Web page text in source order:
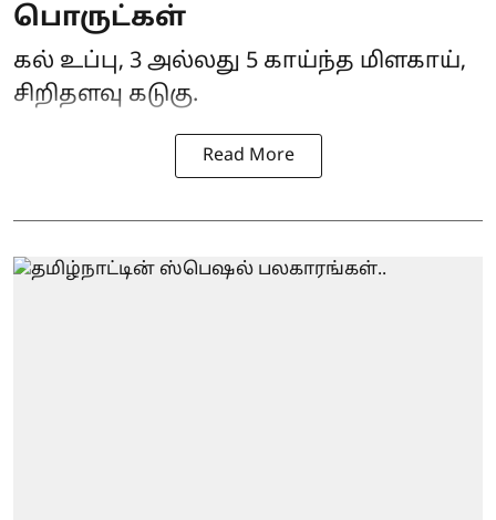
பொருட்கள்
கல் உப்பு, 3 அல்லது 5 காய்ந்த மிளகாய்,
சிறிதளவு கடுகு.
Read More